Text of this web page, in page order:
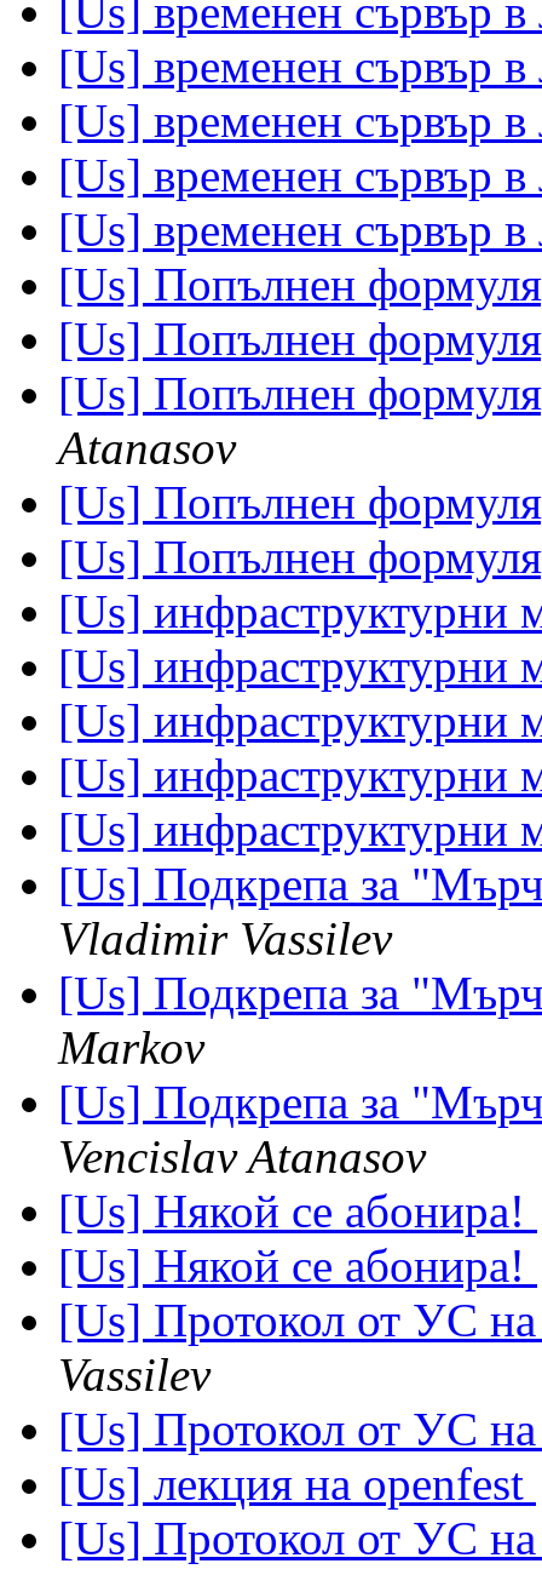
[Us] временен сървър
[Us] временен сървър
[Us] временен сървър
[Us] временен сървър
[Us] временен сървър
[Us] Попълнен
[Us] Попълнен
[Us] Попълнен
Atanasov
[Us] Попълнен
[Us] Попълнен
[Us] инфраструктурни
[Us] инфраструктурни
[Us] инфраструктурни
[Us] инфраструктурни
[Us] инфраструктурни
[Us] Подкрепа за
Vladimir Vassilev
[Us] Подкрепа за
Markov
[Us] Подкрепа за
Vencislav Atanasov
[Us] Някой се абонира!
[Us] Някой се абонира!
[Us] Протокол от УС
Vassilev
[Us] Протокол от УС
[Us] лекция на openfest
[Us] Протокол от УС